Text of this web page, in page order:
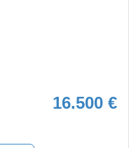
16.500 €